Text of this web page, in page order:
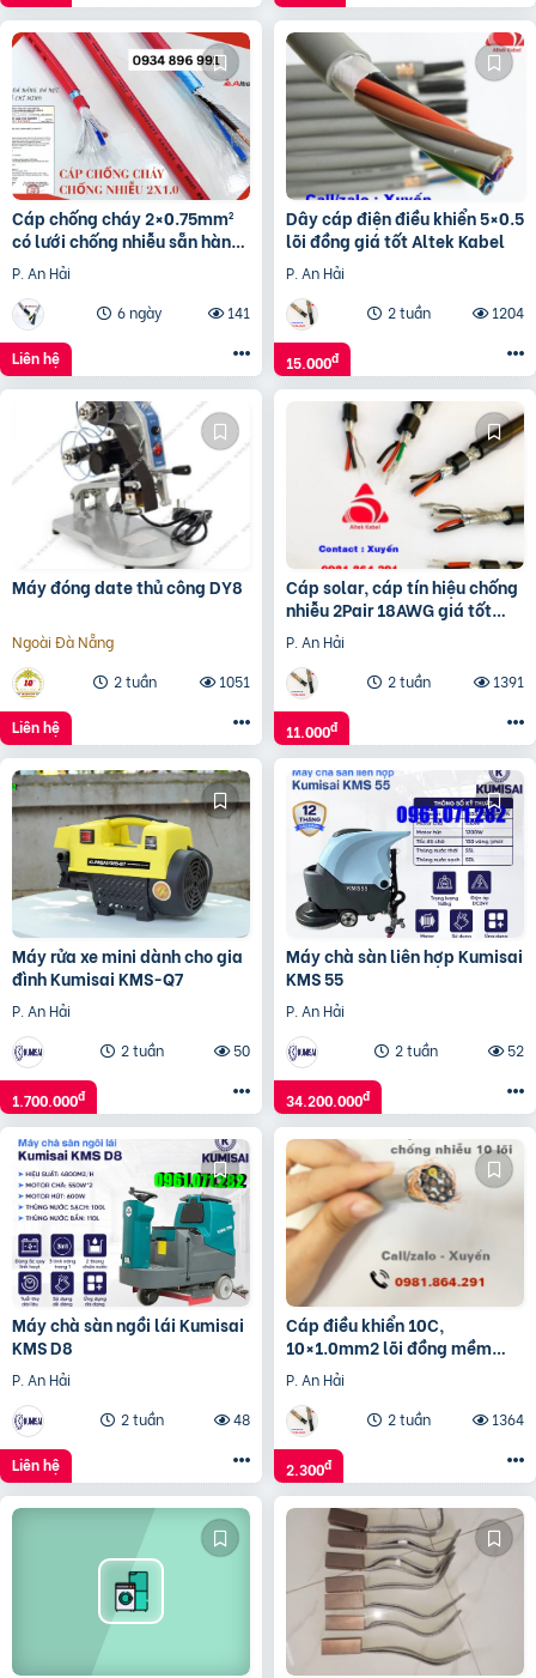
Cáp chống cháy 2×0.75mm²
có lưới chống nhiễu sẵn hàng
tại Đà Nẵng, Huế
P. An Hải
6 ngày
141
Liên hệ
Dây cáp điện điều khiển 5×0.5
lõi đồng giá tốt Altek Kabel
P. An Hải
2 tuần
1204
15.000đ
Máy đóng date thủ công DY8
Ngoài Đà Nẵng
2 tuần
1051
Liên hệ
Cáp solar, cáp tín hiệu chống
nhiễu 2Pair 18AWG giá tốt
hãng Altek Kabel
P. An Hải
2 tuần
1391
11.000đ
Máy rửa xe mini dành cho gia
đình Kumisai KMS-Q7
P. An Hải
2 tuần
50
1.700.000đ
Máy chà sàn liên hợp Kumisai
KMS 55
P. An Hải
2 tuần
52
34.200.000đ
Máy chà sàn ngồi lái Kumisai
KMS D8
P. An Hải
2 tuần
48
Liên hệ
Cáp điều khiển 10C,
10×1.0mm2 lõi đồng mềm
chính hãng giá tốt
P. An Hải
2 tuần
1364
2.300đ